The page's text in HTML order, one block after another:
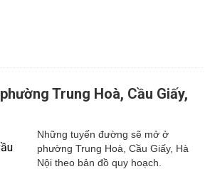
Trung Hoà, Cầu Giấy,
Những tuyến đường sẽ mở ở
phường Trung Hoà, Cầu Giấy, Hà
Nội theo bản đồ quy hoạch.